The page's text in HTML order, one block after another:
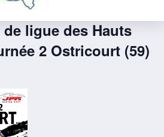
ligue des Hauts
2 Ostricourt (59)